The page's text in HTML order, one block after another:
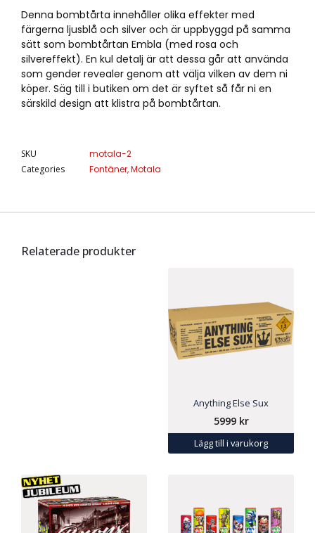
Denna bombtårta innehåller olika effekter med
färgerna ljusblå och silver och är uppbyggd på samma
sätt som bombtårtan Embla (med rosa och
silvereffekt). En kul detalj är att dessa går att använda
som gender revealer genom att välja vilken av dem ni
köper. Säg till i butiken om det är syftet så får ni en
särskild design att klistra på bombtårtan.
SKU
motala-2
Categories
Fontäner,Motala
Relaterade produkter
Anything Else Sux
5999 kr
Lägg till i varukorg